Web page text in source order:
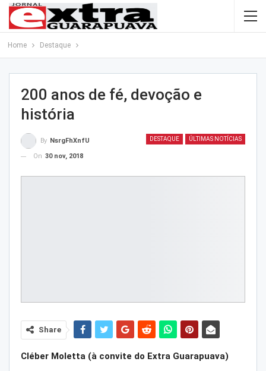
Home Destaque
200 anos de fé, devoção e
história
DESTAQUE ÚLTIMAS NOTÍCIAS
By NsrgFhXnfU
On 30 nov, 2018
Share
Cléber Moletta (à convite do Extra Guarapuava)